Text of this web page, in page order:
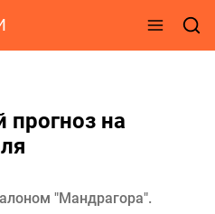
прогноз на
"Мандрагора".